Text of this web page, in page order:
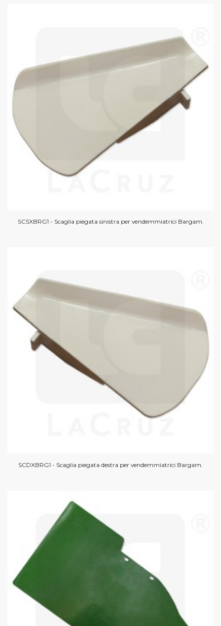
SCSXBRG1 - Scaglia piegata sinistra per vendemmiatrici Bargam.
SCDXBRG1 - Scaglia piegata destra per vendemmiatrici Bargam.